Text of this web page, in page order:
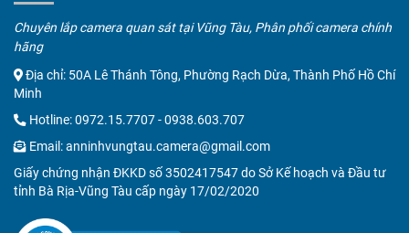
Chuyên lắp camera quan sát tại Vũng Tàu, Phân phối camera chính
hãng
Địa chỉ: 50A Lê Thánh Tông, Phường Rạch Dừa, Thành Phố Hồ Chí
Minh
Hotline:0972.15.7707-0938.603.707
Email:anninhvungtau.camera@gmail.com
Giấy chứng nhận ĐKKD số 3502417547 do Sở Kế hoạch và Đầu tư
tỉnh Bà Rịa-Vũng Tàu cấp ngày 17/02/2020